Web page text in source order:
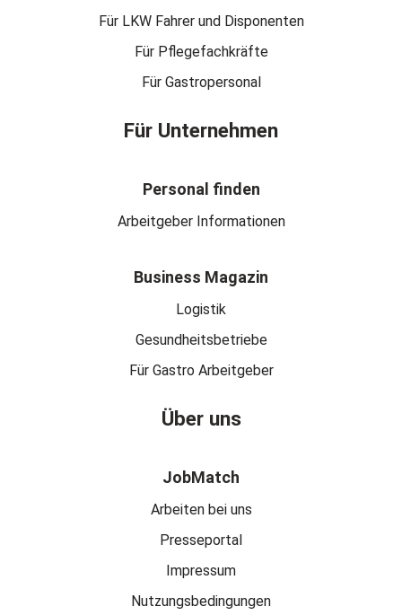
Für LKW Fahrer und Disponenten
Für Pflegefachkräfte
Für Gastropersonal
Für Unternehmen
Personal finden
Arbeitgeber Informationen
Business Magazin
Logistik
Gesundheitsbetriebe
Für Gastro Arbeitgeber
Über uns
JobMatch
Arbeiten bei uns
Presseportal
Impressum
Nutzungsbedingungen